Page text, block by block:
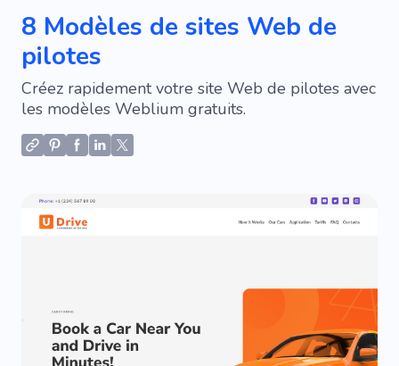
8 Modèles de sites Web de
pilotes
Créez rapidement votre site Web de pilotes avec
les modèles Weblium gratuits.